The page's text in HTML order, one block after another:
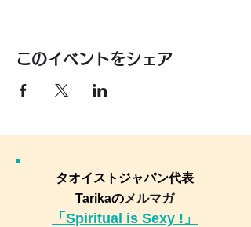
このイベントをシェア
タオイストジャパン代表
Tarikaのメルマガ
「Spiritual is Sexy !」